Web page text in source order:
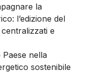
la
l’edizione del
e
nella
sostenibile